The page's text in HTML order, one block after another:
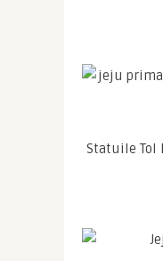
Statuile Tol